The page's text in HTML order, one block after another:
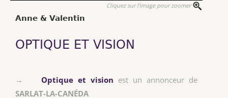
Cliquez sur l'image pour zoomer
Anne & Valentin
OPTIQUE ET VISION
→ Optique et vision est un annonceur de
SARLAT-LA-CANÉDA